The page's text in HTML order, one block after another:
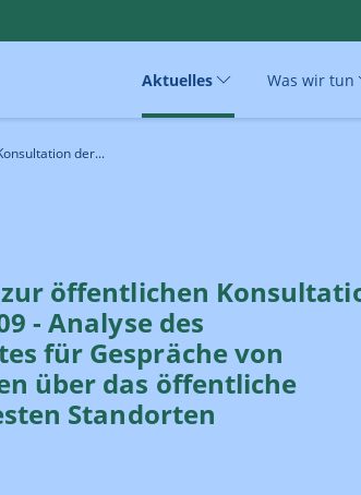
Aktuelles Was wir tun
der...
öffentlichen
- Analyse des
für Gespräche von
über das öffentliche
Standorten